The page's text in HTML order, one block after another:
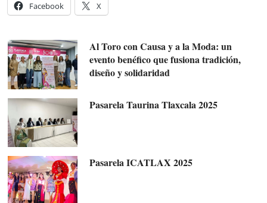
Facebook X
Al Toro con Causa y a la Moda: un
evento benéfico que fusiona tradición,
diseño y solidaridad
Pasarela Taurina Tlaxcala 2025
Pasarela ICATLAX 2025